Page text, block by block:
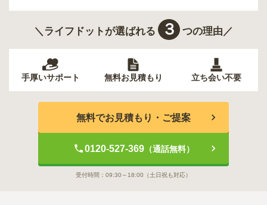
＼ライフドットが選ばれる ３ つの理由／
手厚いサポート 無料お見積もり 立ち会い不要
無料でお見積もり・ご提案
0120-527-369（通話無料）
受付時間： 09:30～18:00 （土日祝も対応）